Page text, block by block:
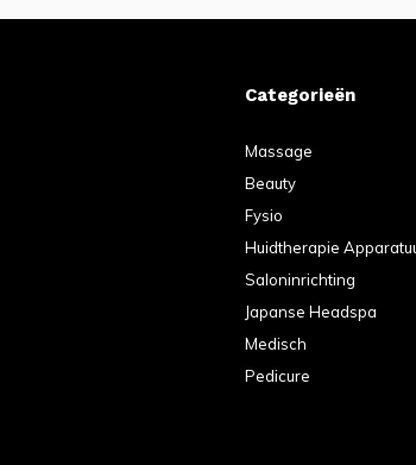
Categorieën
Massage
Beauty
Fysio
Huidtherapie
Saloninrichting
Japanse Headspa
Medisch
Pedicure